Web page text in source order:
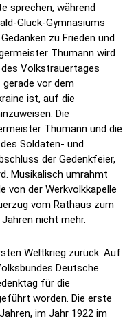
sprechen, während
Gluck-Gymnasiums
zu Frieden und
Thumann wird
Volkstrauertages
vor dem
ist, auf die
Die
Thumann und die
Soldaten- und
der Gedenkfeier,
Musikalisch umrahmt
von der Werkvolkkapelle
vom Rathaus zum
nicht mehr.
Weltkrieg zurück. Auf
Deutsche
für die
worden. Die erste
im Jahr 1922 im